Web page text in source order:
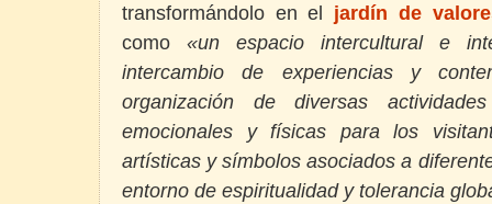
transformándolo en el jardín de
como «un espacio intercultural e
intercambio de experiencias y
organización de diversas
emocionales y físicas para los
artísticas y símbolos asociados a
entorno de espiritualidad y tolerancia